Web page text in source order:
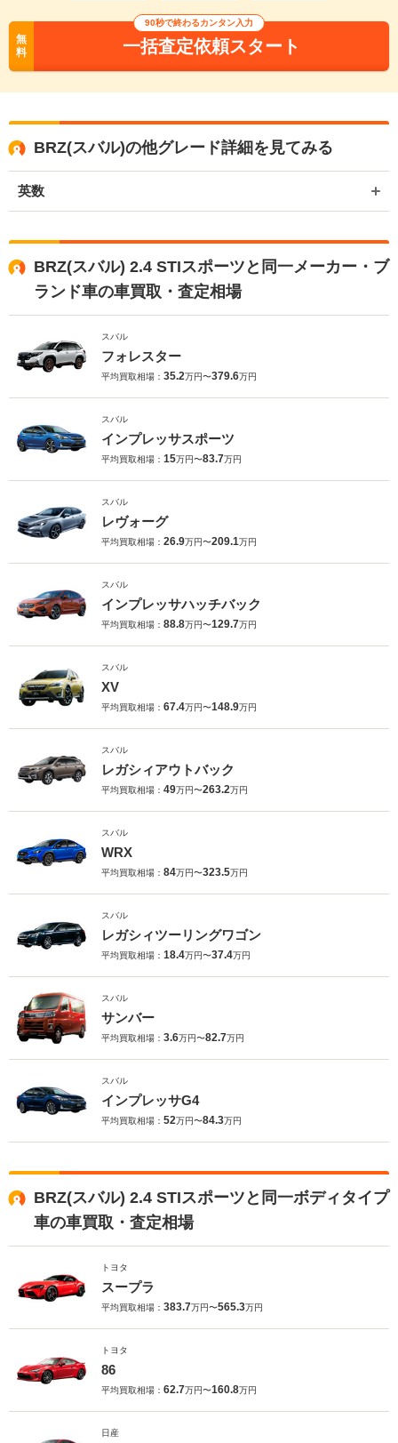
無
料
90秒で終わるカンタン入力
一括査定依頼スタート
BRZ(スバル)の他グレード詳細を見てみる
英数
BRZ(スバル) 2.4 STIスポーツと同一メーカー・ブ
ランド車の車買取・査定相場
スバル
フォレスター
平均買取相場： 35.2万円〜379.6万円
スバル
インプレッサスポーツ
平均買取相場： 15万円〜83.7万円
スバル
レヴォーグ
平均買取相場： 26.9万円〜209.1万円
スバル
インプレッサハッチバック
平均買取相場： 88.8万円〜129.7万円
スバル
XV
平均買取相場： 67.4万円〜148.9万円
スバル
レガシィアウトバック
平均買取相場： 49万円〜263.2万円
スバル
WRX
平均買取相場： 84万円〜323.5万円
スバル
レガシィツーリングワゴン
平均買取相場： 18.4万円〜37.4万円
スバル
サンバー
平均買取相場： 3.6万円〜82.7万円
スバル
インプレッサG4
平均買取相場： 52万円〜84.3万円
BRZ(スバル) 2.4 STIスポーツと同一ボディタイプ
車の車買取・査定相場
トヨタ
スープラ
平均買取相場： 383.7万円〜565.3万円
トヨタ
86
平均買取相場： 62.7万円〜160.8万円
日産